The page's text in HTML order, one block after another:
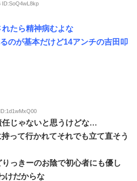
ID:SoQ4wL8kp
たら精神病むよな
のが基本だけど14アンチの吉田叩
任じゃないと思うけどな…
って行かれてそれでも立て直そう
っきーのお陰で初心者にも優し
けだからな